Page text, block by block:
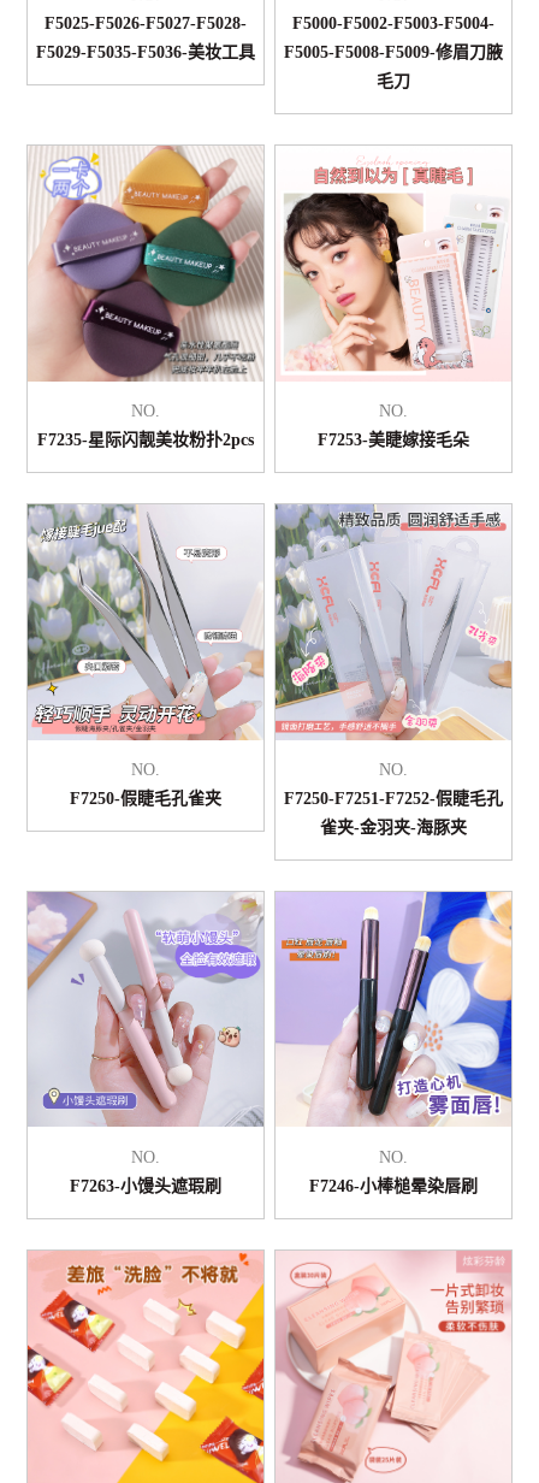
F5025-F5026-F5027-F5028-
F5029-F5035-F5036-美妆工具
F5000-F5002-F5003-F5004-
F5005-F5008-F5009-修眉刀腋
毛刀
NO.
F7235-星际闪靓美妆粉扑2pcs
NO.
F7253-美睫嫁接毛朵
NO.
F7250-假睫毛孔雀夹
NO.
F7250-F7251-F7252-假睫毛孔
雀夹-金羽夹-海豚夹
NO.
F7263-小馒头遮瑕刷
NO.
F7246-小棒槌晕染唇刷